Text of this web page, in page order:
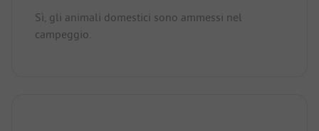
Sì, gli animali domestici sono ammessi nel
campeggio.